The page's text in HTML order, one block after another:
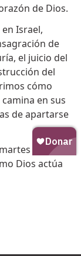
de Dios.
Israel,
de
el juicio del
del
cómo
en sus
de apartarse
para
Dios actúa